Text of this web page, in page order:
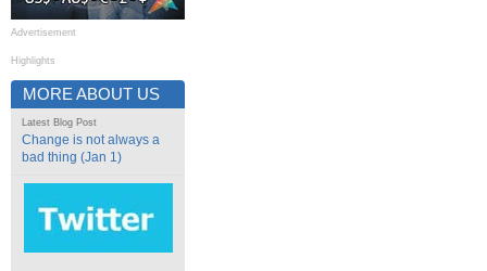
Advertisement
Highlights
MORE ABOUT US
Latest Blog Post
Change is not always a
bad thing (Jan 1)